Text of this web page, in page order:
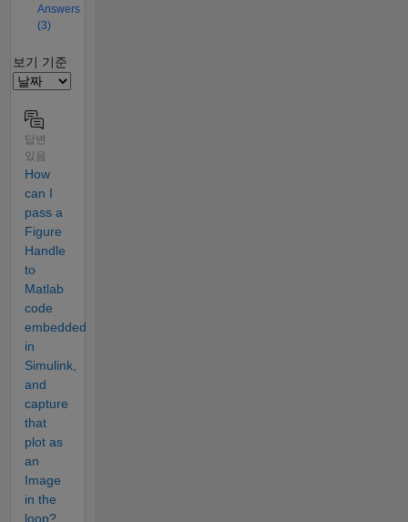
Answers
(3)
Filter2
보기 기준
답변
있음
How
can I
pass a
Figure
Handle
to
Matlab
code
embedded
in
Simulink,
and
capture
that
plot as
an
Image
in the
loop?